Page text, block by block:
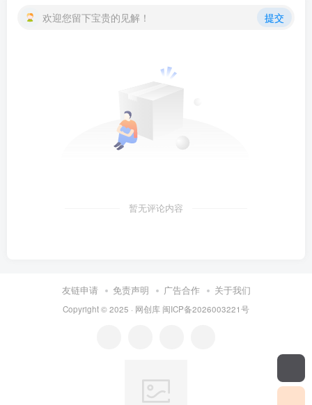
欢迎您留下宝贵的见解！ 提交
暂无评论内容
友链申请 免责声明 广告合作 关于我们
Copyright © 2025 · 网创库 闽ICP备2026003221号